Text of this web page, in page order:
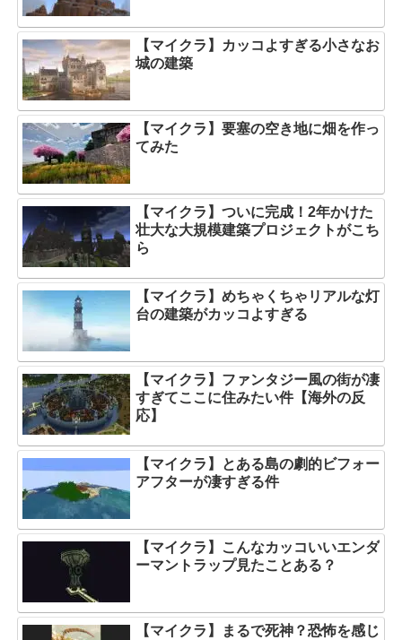
【マイクラ】カッコよすぎる小さなお
城の建築
【マイクラ】要塞の空き地に畑を作っ
てみた
【マイクラ】ついに完成！2年かけた
壮大な大規模建築プロジェクトがこち
ら
【マイクラ】めちゃくちゃリアルな灯
台の建築がカッコよすぎる
【マイクラ】ファンタジー風の街が凄
すぎてここに住みたい件【海外の反
応】
【マイクラ】とある島の劇的ビフォー
アフターが凄すぎる件
【マイクラ】こんなカッコいいエンダ
ーマントラップ見たことある？
【マイクラ】まるで死神？恐怖を感じ